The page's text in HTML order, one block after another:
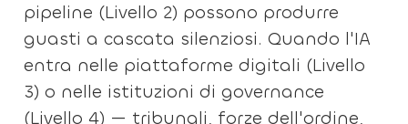
pipeline (Livello 2) possono produrre
guasti a cascata silenziosi. Quando l'IA
entra nelle piattaforme digitali (Livello
3) o nelle istituzioni di governance
(Livello 4) — tribunali, forze dell'ordine,